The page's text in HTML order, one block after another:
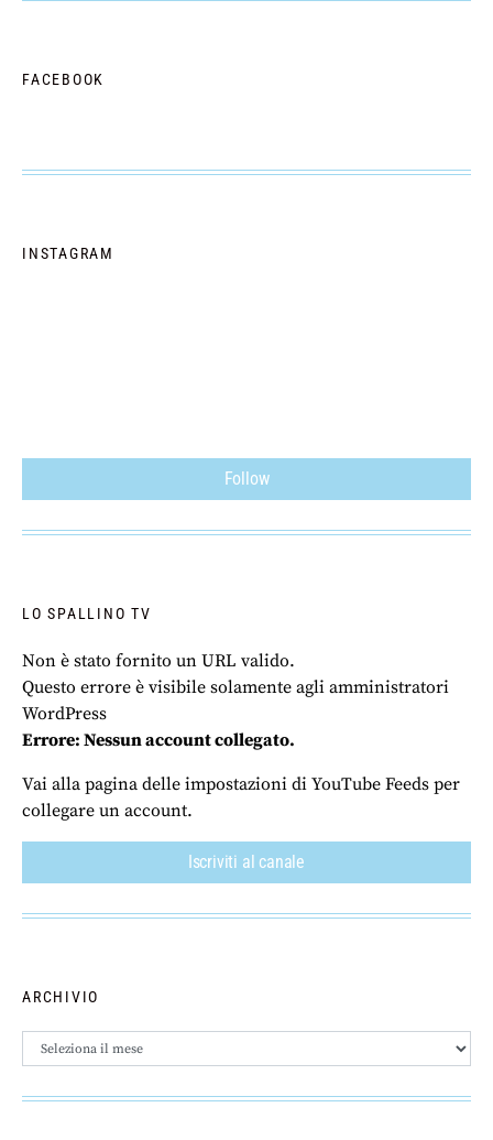
FACEBOOK
INSTAGRAM
Follow
LO SPALLINO TV
Non è stato fornito un URL valido.
Questo errore è visibile solamente agli amministratori
WordPress
Errore: Nessun account collegato.
Vai alla pagina delle impostazioni di YouTube Feeds per
collegare un account.
Iscriviti al canale
ARCHIVIO
Archivio